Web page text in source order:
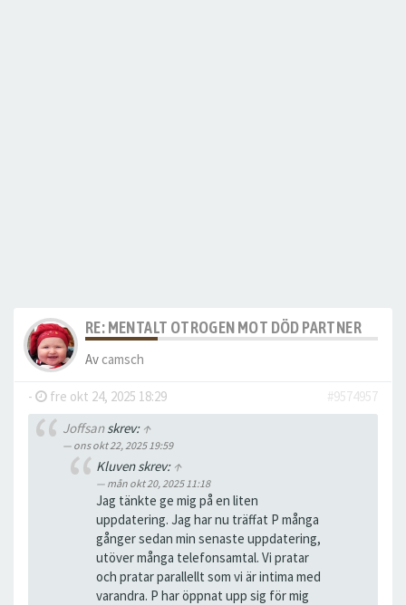
RE: MENTALT OTROGEN MOT DÖD PARTNER
Av camsch
- fre okt 24, 2025 18:29
#9574957
Joffsanskrev: ↑
ons okt 22, 2025 19:59
Kluven skrev: ↑
mån okt 20, 2025 11:18
Jag tänkte ge mig på en liten
uppdatering. Jag har nu träffat P många
gånger sedan min senaste uppdatering,
utöver många telefonsamtal. Vi pratar
och pratar parallellt som vi är intima med
varandra. P har öppnat upp sig för mig